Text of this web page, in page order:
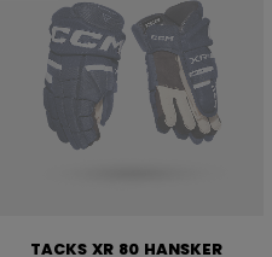
TACKS XR 80 HANSKER